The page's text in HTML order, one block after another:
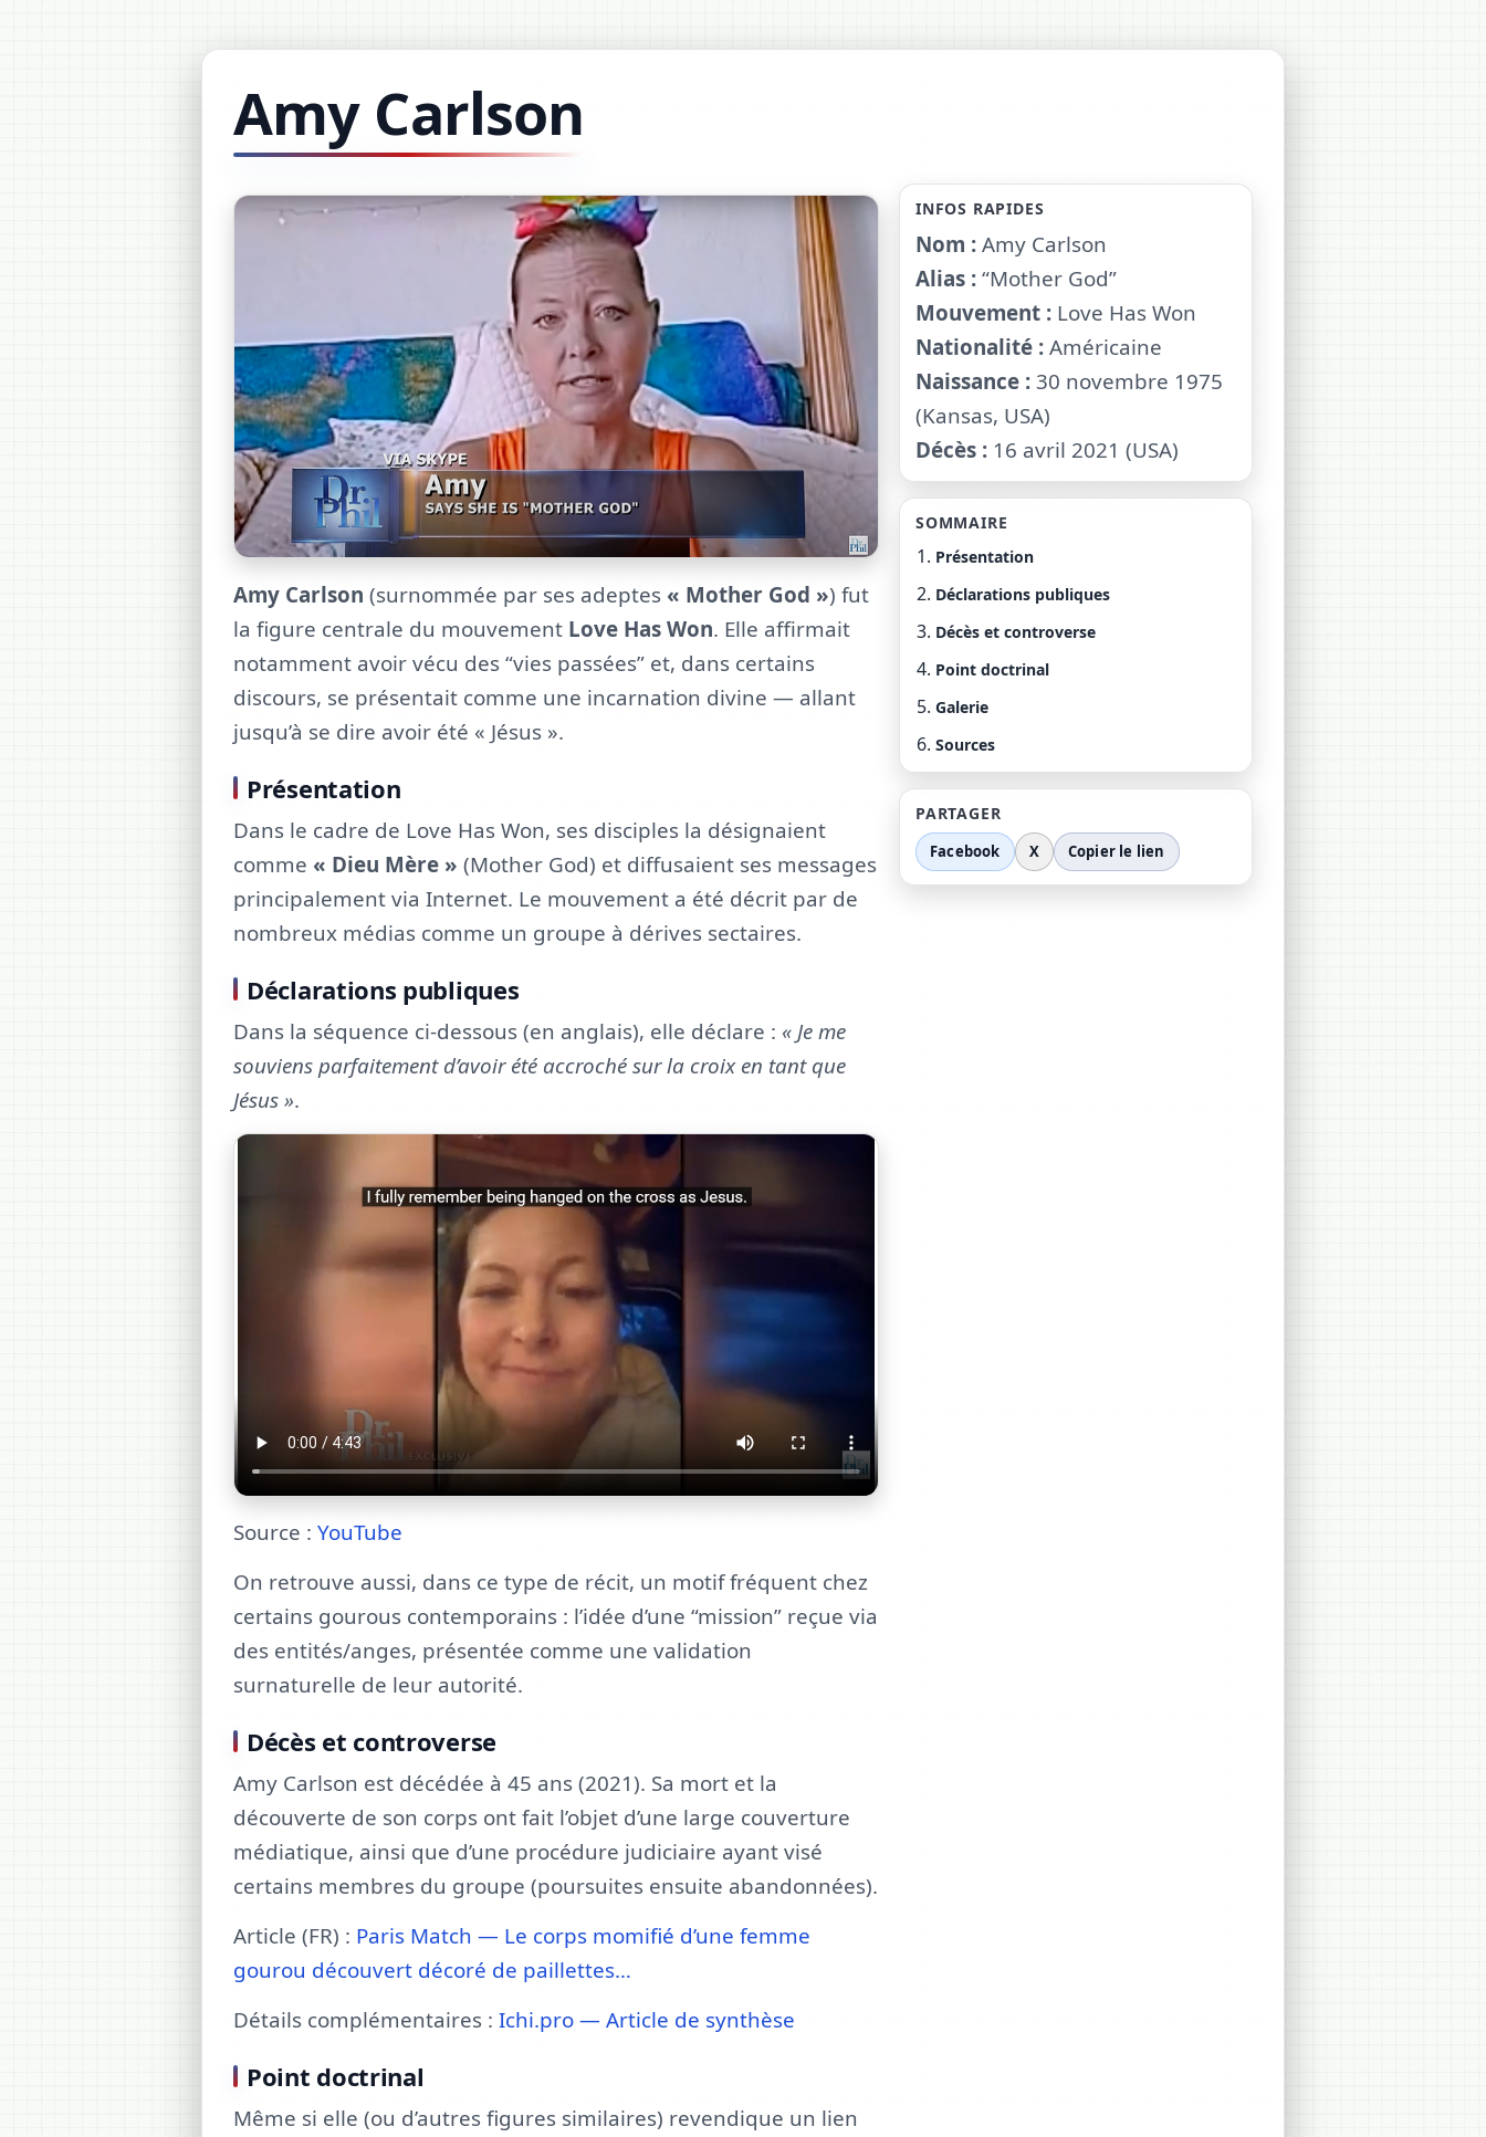
Amy Carlson
Amy Carlson (surnommée par ses adeptes « Mother God ») fut
la figure centrale du mouvement Love Has Won. Elle affirmait
notamment avoir vécu des “vies passées” et, dans certains
discours, se présentait comme une incarnation divine — allant
jusqu’à se dire avoir été « Jésus ».
Présentation
Dans le cadre de Love Has Won, ses disciples la désignaient
comme « Dieu Mère » (Mother God) et diffusaient ses messages
principalement via Internet. Le mouvement a été décrit par de
nombreux médias comme un groupe à dérives sectaires.
Déclarations publiques
Dans la séquence ci-dessous (en anglais), elle déclare : « Je me
souviens parfaitement d’avoir été accroché sur la croix en tant que
Jésus ».
Source : YouTube
On retrouve aussi, dans ce type de récit, un motif fréquent chez
certains gourous contemporains : l’idée d’une “mission” reçue via
des entités/anges, présentée comme une validation
surnaturelle de leur autorité.
Décès et controverse
Amy Carlson est décédée à 45 ans (2021). Sa mort et la
découverte de son corps ont fait l’objet d’une large couverture
médiatique, ainsi que d’une procédure judiciaire ayant visé
certains membres du groupe (poursuites ensuite abandonnées).
Article (FR) : Paris Match — Le corps momifié d’une femme
gourou découvert décoré de paillettes…
Détails complémentaires : Ichi.pro — Article de synthèse
Point doctrinal
Même si elle (ou d’autres figures similaires) revendique un lien
INFOS RAPIDES
Nom :Amy Carlson
Alias :“Mother God”
Mouvement : Love Has Won
Nationalité :Américaine
Naissance :30 novembre 1975
(Kansas, USA)
Décès : 16 avril 2021 (USA)
SOMMAIRE
Présentation
Déclarations publiques
Décès et controverse
Point doctrinal
Galerie
Sources
PARTAGER
Facebook X Copier le lien